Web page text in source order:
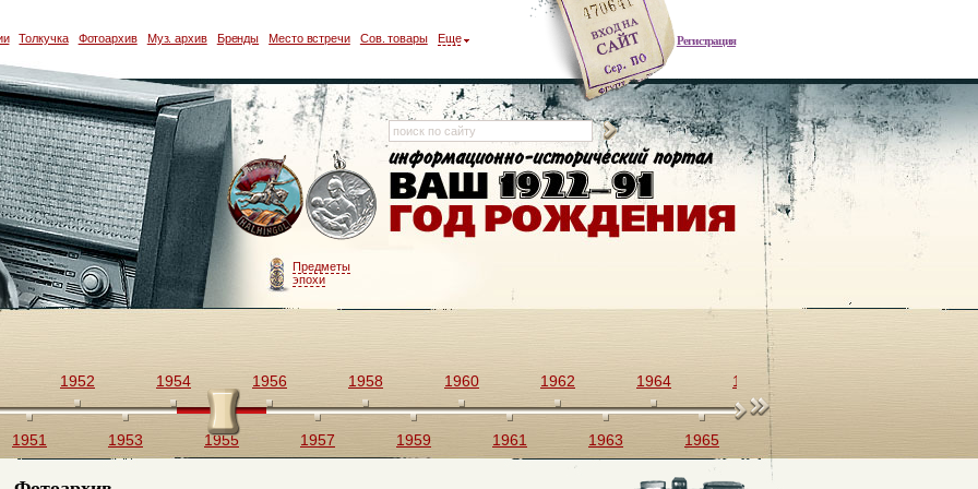
Регистрация
Толкучка Фотоархив Муз. архив Бренды Место встречи Сов. товары Еще
Предметы
эпохи
1951
1952
1953
1954
1955
1956
1957
1958
1959
1960
1961
1962
1963
1964
1965
1966